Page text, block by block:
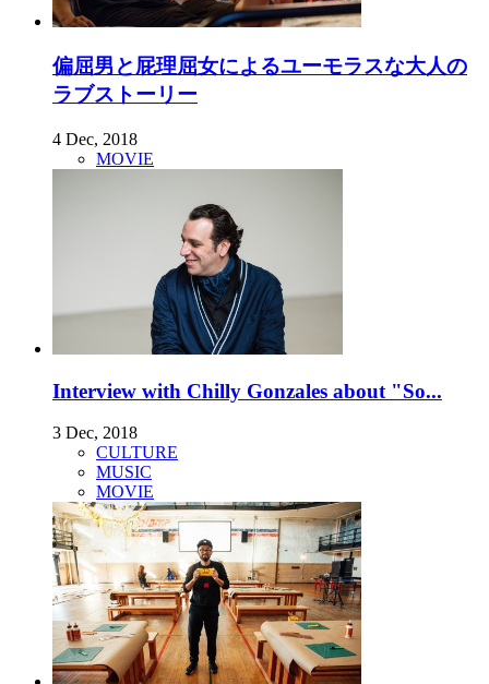
偏屈男と屁理屈女によるユーモラスな大人の
ラブストーリー
4 Dec, 2018
MOVIE
Interview with Chilly Gonzales about "So...
3 Dec, 2018
CULTURE
MUSIC
MOVIE